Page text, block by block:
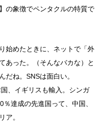
の象徴でペンタクルの特質で
始めたときに、ネットで「外
あった。（そんなバカな）と
だね。SNSは面白い。
、イギリスも輸入。シンガ
達成の先進国って、中国、
ア。